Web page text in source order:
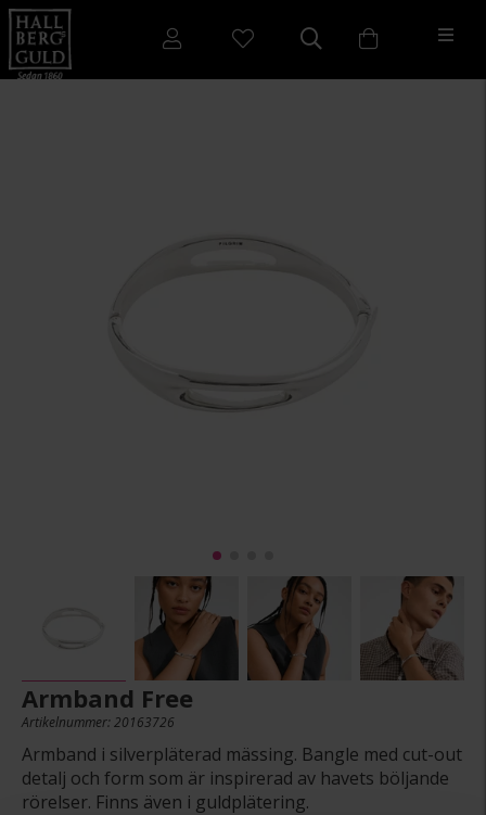
Armband Free
Artikelnummer: 20163726
Armband i silverpläterad mässing. Bangle med cut-out
detalj och form som är inspirerad av havets böljande
rörelser. Finns även i guldplätering.